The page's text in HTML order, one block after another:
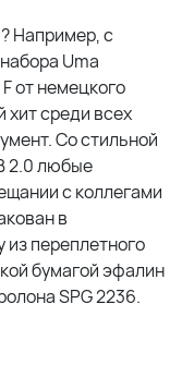
Например, с
Uma
от немецкого
хит среди всех
Со стильной
2.0 любые
с коллегами
в
переплетного
бумагой эфалин
SPG 2236.